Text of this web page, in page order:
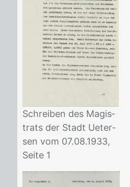
Schrei­ben des Ma­gis­
trats der Stadt Ue­ter­
sen vom 07.08.1933,
Sei­te 1